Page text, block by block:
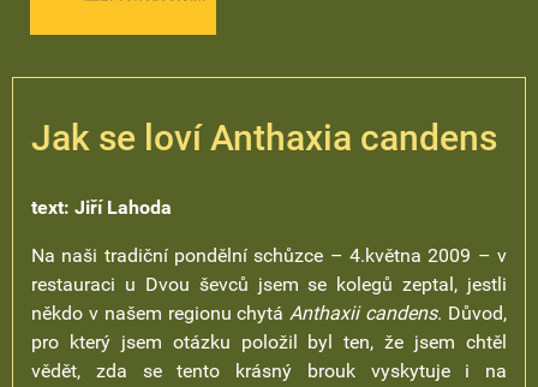
Jak se loví Anthaxia candens
text: Jiří Lahoda
Na naši tradiční pondělní schůzce – 4.května 2009 – v
restauraci u Dvou ševců jsem se kolegů zeptal, jestli
někdo v našem regionu chytáAnthaxii candens. Důvod,
pro který jsem otázku položil byl ten, že jsem chtěl
vědět, zda se tento krásný brouk vyskytuje i na